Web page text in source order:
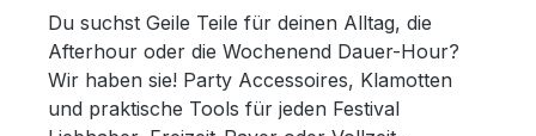
Du suchst Geile Teile für deinen Alltag, die
Afterhour oder die Wochenend Dauer-Hour?
Wir haben sie! Party Accessoires, Klamotten
und praktische Tools für jeden Festival